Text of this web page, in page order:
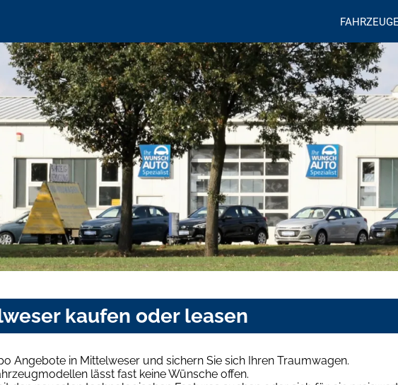
FAHRZEUGE
kaufen oder leasen
Angebote in Mittelweser und sichern Sie sich Ihren Traumwagen.
lässt fast keine Wünsche offen.